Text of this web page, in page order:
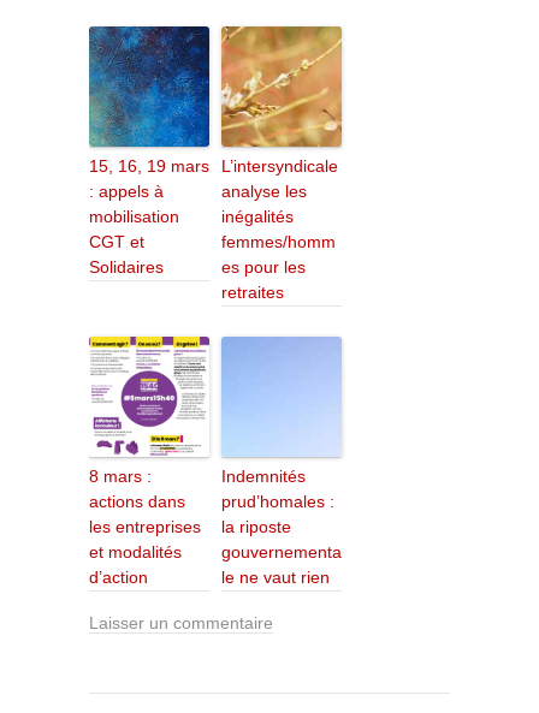
15, 16, 19 mars
: appels à
mobilisation
CGT et
Solidaires
L’intersyndicale
analyse les
inégalités
femmes/homm
es pour les
retraites
8 mars :
actions dans
les entreprises
et modalités
d’action
Indemnités
prud’homales :
la riposte
gouvernementa
le ne vaut rien
Laisser un commentaire